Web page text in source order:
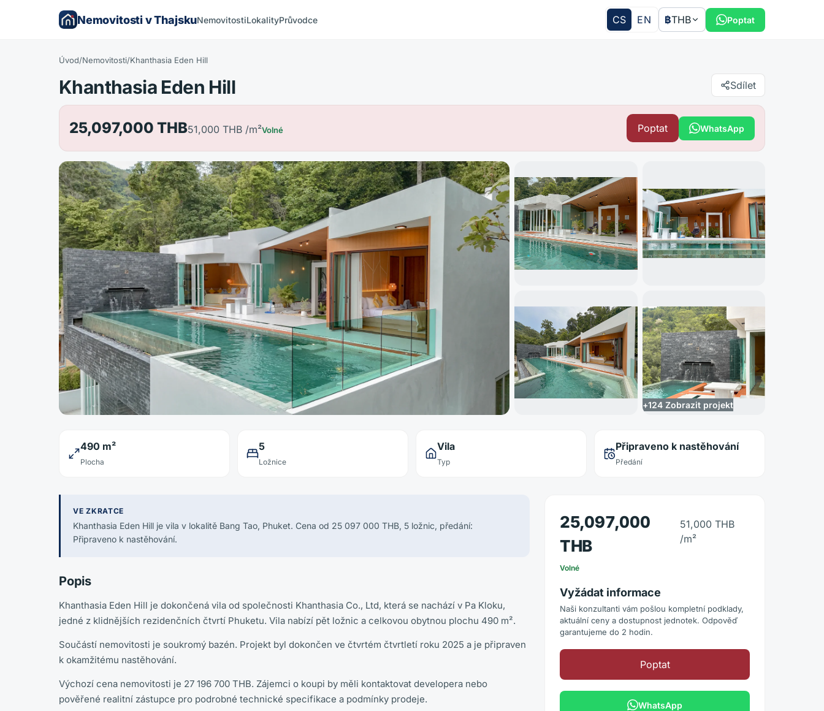
Nemovitosti v ThajskuNemovitostiLokalityPrůvodce CS EN ฿THB Poptat
Úvod/Nemovitosti/Khanthasia Eden Hill
Khanthasia Eden Hill Sdílet
25,097,000 THB51,000 THB /m²Volné Poptat WhatsApp
+124 Zobrazit projekt
490 m²
Plocha
5
Ložnice
Vila
Typ
Připraveno k nastěhování
Předání
VE ZKRATCE
Khanthasia Eden Hill je vila v lokalitě Bang Tao, Phuket. Cena od 25 097 000 THB, 5 ložnic, předání:
Připraveno k nastěhování.
Popis
Khanthasia Eden Hill je dokončená vila od společnosti Khanthasia Co., Ltd, která se nachází v Pa Kloku,
jedné z klidnějších rezidenčních čtvrtí Phuketu. Vila nabízí pět ložnic a celkovou obytnou plochu 490 m².
Součástí nemovitosti je soukromý bazén. Projekt byl dokončen ve čtvrtém čtvrtletí roku 2025 a je připraven
k okamžitému nastěhování.
Výchozí cena nemovitosti je 27 196 700 THB. Zájemci o koupi by měli kontaktovat developera nebo
pověřené realitní zástupce pro podrobné technické specifikace a podmínky prodeje.
25,097,000
THB
51,000 THB
/m²
Volné
Vyžádat informace
Naši konzultanti vám pošlou kompletní podklady,
aktuální ceny a dostupnost jednotek. Odpověď
garantujeme do 2 hodin.
Poptat
WhatsApp